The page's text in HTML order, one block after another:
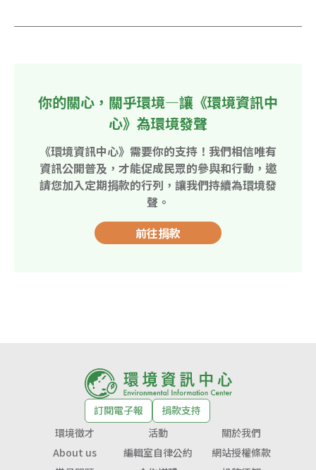
你的關心，關乎環境—讓《環境資訊中
心》為環境發聲
《環境資訊中心》需要你的支持！我們相信唯有
資訊公開普及，才能促成民眾的參與和行動，邀
請您加入定期捐款的行列，讓我們持續為環境發
聲。
前往捐款
訂閱電子報
捐款支持
環境徵才
活動
關於我們
About us
編輯室自律公約
網站授權條款